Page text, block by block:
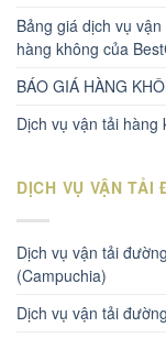
Bảng giá dịch vụ
hàng không của
BÁO GIÁ HÀNG
Dịch vụ vận tải
DỊCH VỤ VẬN TẢI
Dịch vụ vận tải
(Campuchia)
Dịch vụ vận tải